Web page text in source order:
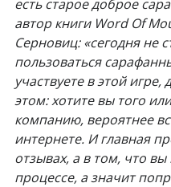
есть старое доброе
автор книги Word Of
Серновиц: «сегодня не
пользоваться
участвуете в этой
этом: хотите вы того
компанию, вероятнее
интернете. И главная
отзывах, а в том, что вы
процессе, а значит